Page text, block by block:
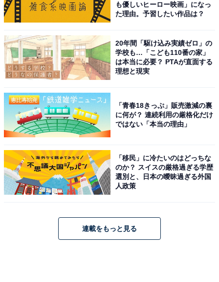
も優しいヒーロー映画」になっ
た理由。予習したい作品は？
20年間「駆け込み実績ゼロ」の
学校も…「こども110番の家」
は本当に必要？ PTAが直面する
理想と現実
「青春18きっぷ」販売激減の裏
に何が？ 連続利用の厳格化だけ
ではない「本当の理由」
「移民」に冷たいのはどっちな
のか？ スイスの厳格過ぎる学歴
選別と、日本の曖昧過ぎる外国
人政策
連載をもっと見る